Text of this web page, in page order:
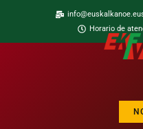
Horario de